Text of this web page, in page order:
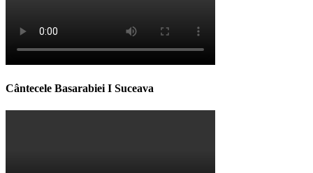
Cântecele Basarabiei I Suceava